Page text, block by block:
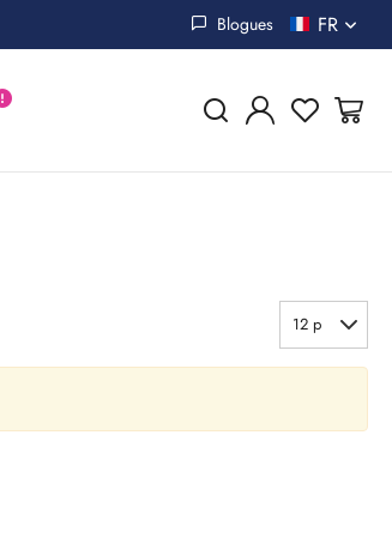
Blogues FR
12 p